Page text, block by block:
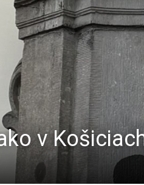
v